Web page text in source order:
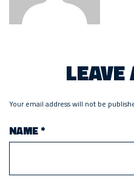
LEAVE
Your email address will not be
NAME*